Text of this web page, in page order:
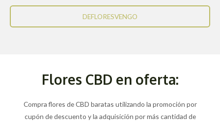
DEFLORESVENGO
Flores CBD en oferta:
Compra flores de CBD baratas utilizando la promoción por
cupón de descuento y la adquisición por más cantidad de